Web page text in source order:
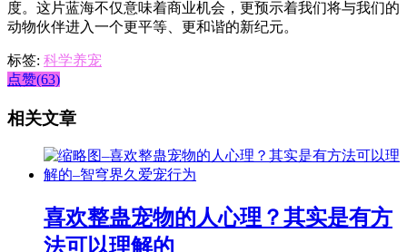
度。这片蓝海不仅意味着商业机会，更预示着我们将与我们的
动物伙伴进入一个更平等、更和谐的新纪元。
标签: 科学养宠
点赞(63)
相关文章
喜欢整蛊宠物的人心理？其实是有方
法可以理解的